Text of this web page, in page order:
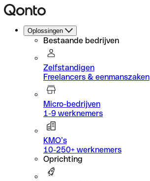
Oplossingen
Bestaande bedrijven
Zelfstandigen
Freelancers & eenmanszaken
Micro-bedrijven
1-9 werknemers
KMO’s
10-250+ werknemers
Oprichting